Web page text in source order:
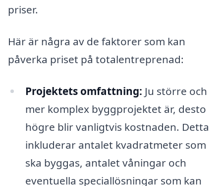
priser.
Här är några av de faktorer som kan
påverka priset på totalentreprenad:
Projektets omfattning: Ju större och
mer komplex byggprojektet är, desto
högre blir vanligtvis kostnaden. Detta
inkluderar antalet kvadratmeter som
ska byggas, antalet våningar och
eventuella speciallösningar som kan